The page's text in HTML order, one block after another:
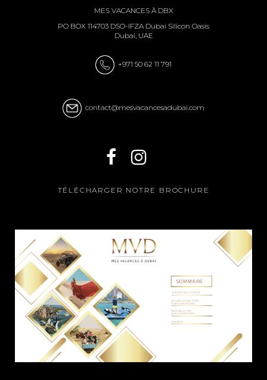
MES VACANCES À DBX
PO BOX 114703 DSO-IFZA Dubai Silicon Oasis
Dubai, UAE
+971 50 62 11 791
contact@mesvacancesadubai.com
TÉLÉCHARGER NOTRE BROCHURE